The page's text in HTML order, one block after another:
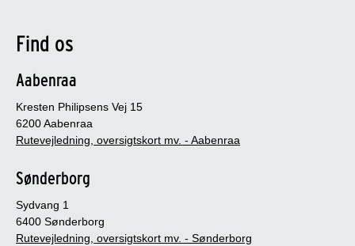
Find os
Aabenraa
Kresten Philipsens Vej 15
6200 Aabenraa
Rutevejledning, oversigtskort mv. - Aabenraa
Sønderborg
Sydvang 1
6400 Sønderborg
Rutevejledning, oversigtskort mv. - Sønderborg